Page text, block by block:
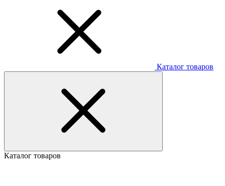
Каталог товаров
Каталог товаров